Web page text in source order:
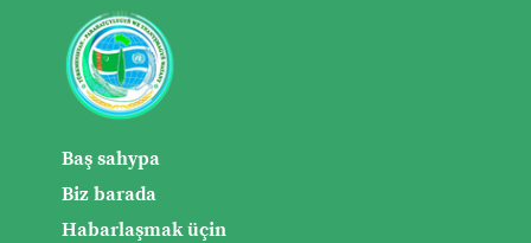
Baş sahypa
Biz barada
Habarlaşmak üçin